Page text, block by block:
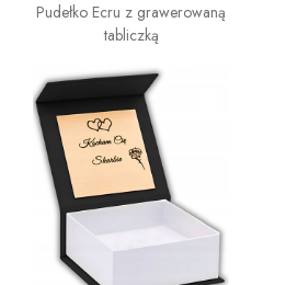
Pudełko Ecru z grawerowaną
tabliczką